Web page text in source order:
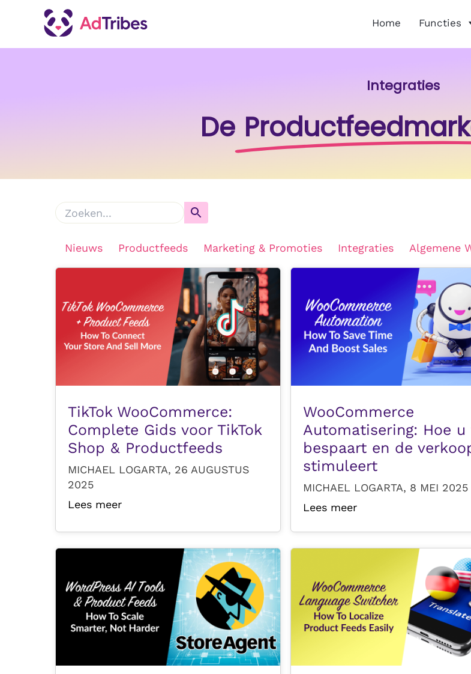
Home Functies
Integraties
De
Nieuws Productfeeds Marketing & Promoties Integraties Algemene
TikTok WooCommerce:
Complete Gids voor TikTok
Shop & Productfeeds
MICHAEL LOGARTA, 26 AUGUSTUS
2025
Lees meer
WooCommerce
Automatisering: Hoe
bespaart en de
stimuleert
MICHAEL LOGARTA, 8 MEI 2025
Lees meer